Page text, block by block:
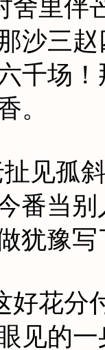
里伴
沙三
千场
。
斜)(
番当
犹豫
花分
见的